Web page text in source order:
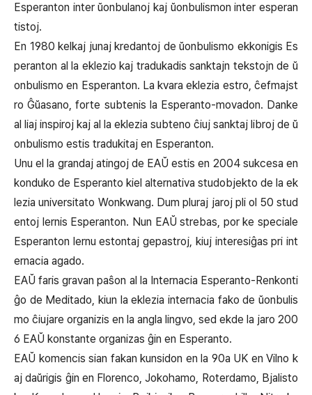
Esperanton inter ŭonbulanoj kaj ŭonbulismon inter esperan
tistoj.
En 1980 kelkaj junaj kredantoj de ŭonbulismo ekkonigis Es
peranton al la eklezio kaj tradukadis sanktajn tekstojn de ŭ
onbulismo en Esperanton. La kvara eklezia estro, ĉefmajst
ro Ĝŭasano, forte subtenis la Esperanto-movadon. Danke
al liaj inspiroj kaj al la eklezia subteno ĉiuj sanktaj libroj de ŭ
onbulismo estis tradukitaj en Esperanton.
Unu el la grandaj atingoj de EAŬ estis en 2004 sukcesa en
konduko de Esperanto kiel alternativa studobjekto de la ek
lezia universitato Wonkwang. Dum pluraj jaroj pli ol 50 stud
entoj lernis Esperanton. Nun EAŬ strebas, por ke speciale
Esperanton lernu estontaj gepastroj, kiuj interesiĝas pri int
ernacia agado.
EAŬ faris gravan paŝon al la Internacia Esperanto-Renkonti
ĝo de Meditado, kiun la eklezia internacia fako de ŭonbulis
mo ĉiujare organizis en la angla lingvo, sed ekde la jaro 200
6 EAŬ konstante organizas ĝin en Esperanto.
EAŬ komencis sian fakan kunsidon en la 90a UK en Vilno k
aj daŭrigis ĝin en Florenco, Jokohamo, Roterdamo, Bjalisto